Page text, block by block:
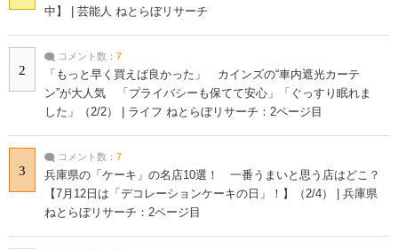
中】 | 芸能人 ねとらぼリサーチ
2
コメント数： 7
「もっと早く買えば良かった」 カインズの“車内遮光カーテ
ン”が大人気 「プライバシーも保てて安心」「ぐっすり眠れま
した」（2/2） | ライフ ねとらぼリサーチ：2ページ目
3
コメント数： 7
兵庫県の「ケーキ」の名店10選！ 一番うまいと思う店はどこ？
【7月12日は「デコレーションケーキの日」！】（2/4） | 兵庫県
ねとらぼリサーチ：2ページ目